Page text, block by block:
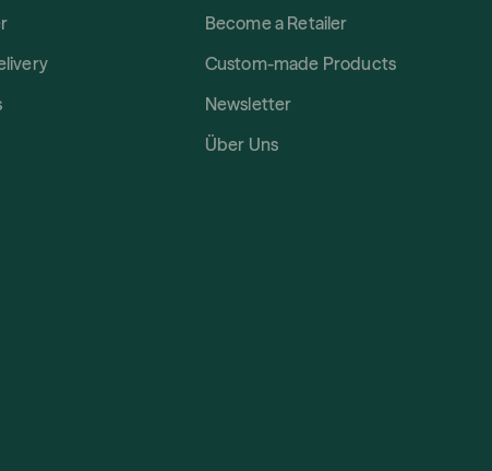
Become a Retailer
Custom-made Products
Newsletter
Über Uns